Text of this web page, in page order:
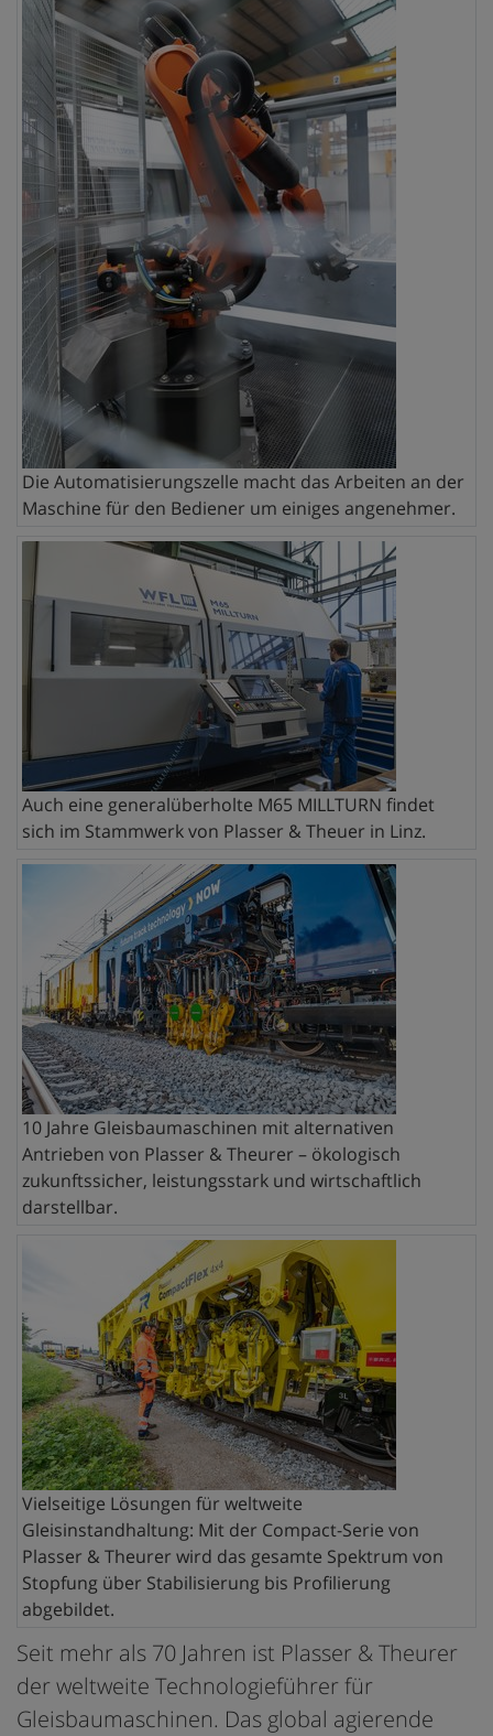
Die Automatisierungszelle macht das Arbeiten an der
Maschine für den Bediener um einiges angenehmer.
Auch eine generalüberholte M65 MILLTURN findet
sich im Stammwerk von Plasser & Theuer in Linz.
10 Jahre Gleisbaumaschinen mit alternativen
Antrieben von Plasser & Theurer – ökologisch
zukunftssicher, leistungsstark und wirtschaftlich
darstellbar.
Vielseitige Lösungen für weltweite
Gleisinstandhaltung: Mit der Compact-Serie von
Plasser & Theurer wird das gesamte Spektrum von
Stopfung über Stabilisierung bis Profilierung
abgebildet.
Seit mehr als 70 Jahren ist Plasser & Theurer
der weltweite Technologieführer für
Gleisbaumaschinen. Das global agierende